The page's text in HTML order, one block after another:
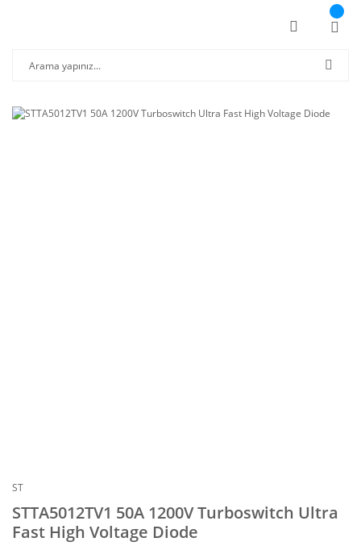
ST
STTA5012TV1 50A 1200V Turboswitch Ultra
Fast High Voltage Diode